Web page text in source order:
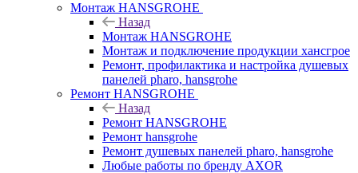
Монтаж HANSGROHE
Назад
Монтаж HANSGROHE
Монтаж и подключение продукции хансгрое
Ремонт, профилактика и настройка душевых
панелей pharo, hansgrohe
Ремонт HANSGROHE
Назад
Ремонт HANSGROHE
Ремонт hansgrohe
Ремонт душевых панелей pharo, hansgrohe
Любые работы по бренду AXOR